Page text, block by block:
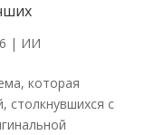
| ИИ
которая
столкнувшихся с